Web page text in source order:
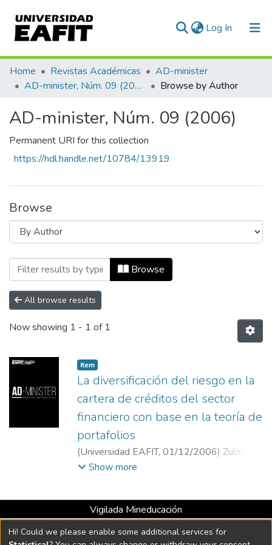
Log In (current)
Communities & Collections
All of DSpace
Home Revistas Académicas
AD-minister
AD-minister, Núm. 09 (2006)
Browse by Author
AD-minister, Núm. 09 (2006)
Permanent URI for this collection
https://hdl.handle.net/10784/13919
Browse
Browsing AD-minister, Núm. 09 (2006)
Browse
All browse results
Now showing 1 - 1 of 1
Item
La diversificación del riesgo en la
cartera de créditos del sector
financiero con base en la teoría de
portafolios
(Universidad EAFIT, 01/12/2006) Zulma
Inés Cardona Marín
Show more
Vigilada Mineducación
Universidad con Acreditación Institucional hasta 2026 -
Resolución MEN 2158 de 2018
Hi! Could we please enable some additional services for